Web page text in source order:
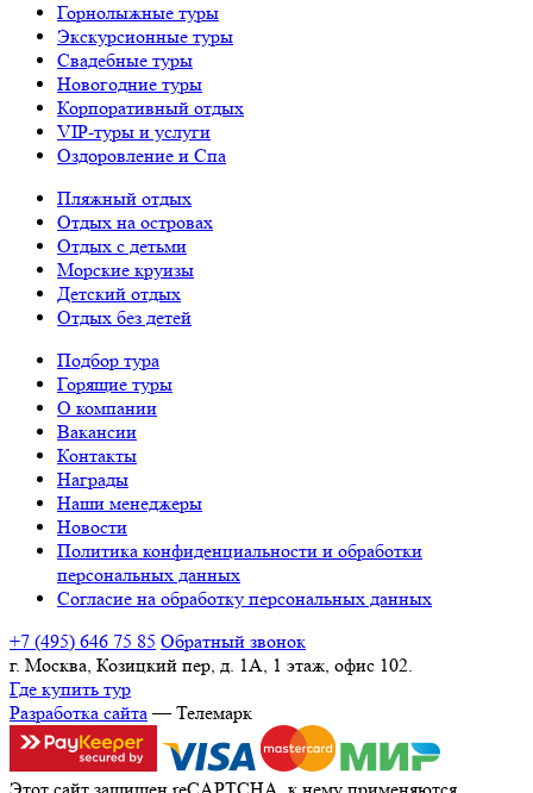
Горнолыжные туры
Экскурсионные туры
Свадебные туры
Новогодние туры
Корпоративный отдых
VIP-туры и услуги
Оздоровление и Спа
Пляжный отдых
Отдых на островах
Отдых с детьми
Морские круизы
Детский отдых
Отдых без детей
Подбор тура
Горящие туры
О компании
Вакансии
Контакты
Награды
Наши менеджеры
Новости
Политика конфиденциальности и обработки
персональных данных
Согласие на обработку персональных данных
+7 (495) 646 75 85 Обратный звонок
г. Москва, Козицкий пер, д. 1А, 1 этаж, офис 102.
Где купить тур
Разработка сайта— Телемарк